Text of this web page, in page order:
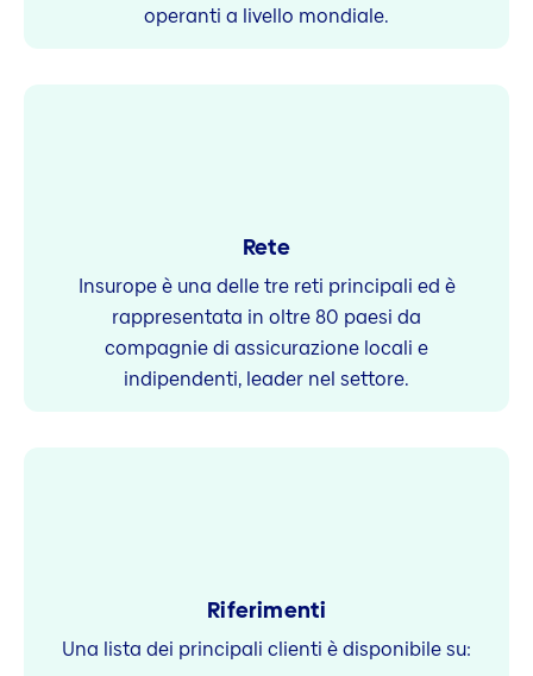
operanti a livello mondiale.
Rete
Insurope è una delle tre reti principali ed è
rappresentata in oltre 80 paesi da
compagnie di assicurazione locali e
indipendenti, leader nel settore.
Riferimenti
Una lista dei principali clienti è disponibile su: